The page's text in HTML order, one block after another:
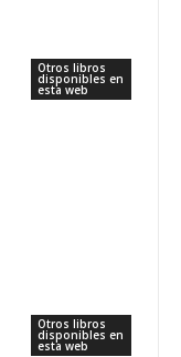
Otros libros
disponibles en
esta web
Otros libros
disponibles en
esta web